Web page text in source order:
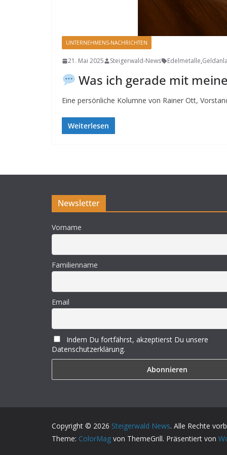
UNTERNEHMENS-NACHRICHTEN
21. Mai 2025 Steigerwald-News Edelmetalle,
Was ich gerade mit
Eine persönliche Kolumne von Rainer Ott,
Weiterlesen
Newsletter
Vorname
Familienname
Email
Indem Du fortfährst, akzeptierst Du unsere
Datenschutzerklärung.
Copyright © 2026 Steigerwald News. Alle Rechte
Theme: ColorMag von ThemeGrill. Präsentiert von